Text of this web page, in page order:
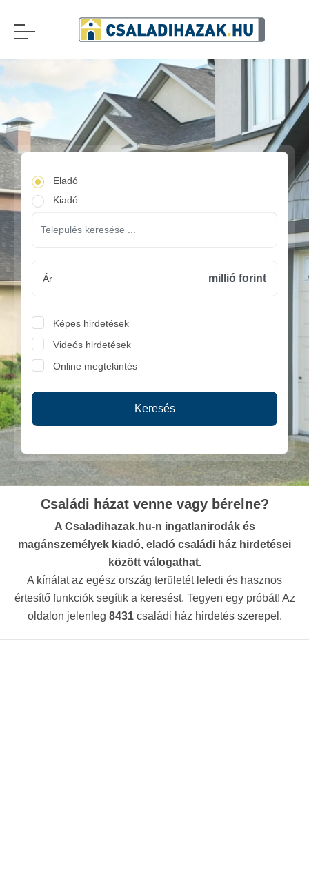
Eladó
Kiadó
millió forint
Képes hirdetések
Videós hirdetések
Online megtekintés
Keresés
Családi házat venne vagy bérelne?
A Csaladihazak.hu-n ingatlanirodák és
magánszemélyek kiadó, eladó családi ház hirdetései
között válogathat.
A kínálat az egész ország területét lefedi és hasznos
értesítő funkciók segítik a keresést. Tegyen egy próbát! Az
oldalon jelenleg 8431családi ház hirdetés szerepel.